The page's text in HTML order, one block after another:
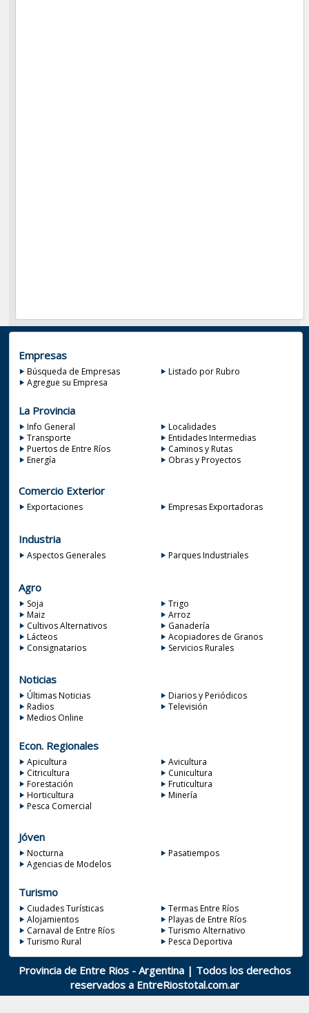
Empresas
Búsqueda de Empresas
Listado por Rubro
Agregue su Empresa
La Provincia
Info General
Localidades
Transporte
Entidades Intermedias
Puertos de Entre Ríos
Caminos y Rutas
Energía
Obras y Proyectos
Comercio Exterior
Exportaciones Empresas Exportadoras
Industria
Aspectos Generales Parques Industriales
Agro
Soja
Trigo
Maiz
Arroz
Cultivos Alternativos
Ganadería
Lácteos
Acopiadores de Granos
Consignatarios
Servicios Rurales
Noticias
Últimas Noticias
Diarios y Periódicos
Radios
Televisión
Medios Online
Econ. Regionales
Apicultura
Avicultura
Citricultura
Cunicultura
Forestación
Fruticultura
Horticultura
Minería
Pesca Comercial
Jóven
Nocturna
Pasatiempos
Agencias de Modelos
Turismo
Ciudades Turísticas
Termas Entre Ríos
Alojamientos
Playas de Entre Ríos
Carnaval de Entre Ríos
Turismo Alternativo
Turismo Rural
Pesca Deportiva
Provincia de Entre Rios - Argentina | Todos los derechos
reservados a EntreRiostotal.com.ar